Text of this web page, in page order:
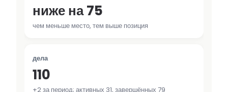
ниже на 75
чем меньше место, тем выше позиция
дела
110
+2 за период; активных 31, завершённых 79